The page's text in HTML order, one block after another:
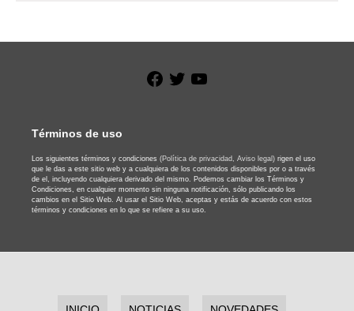
Facebook
Twitter
Términos de uso
Los siguientes términos y condiciones (Política de privacidad, Aviso legal) rigen el uso
que le das a este sitio web y a cualquiera de los contenidos disponibles por o a través
de el, incluyendo cualquiera derivado del mismo. Podemos cambiar los Términos y
Condiciones, en cualquier momento sin ninguna notificación, sólo publicando los
cambios en el Sitio Web. Al usar el Sitio Web, aceptas y estás de acuerdo con estos
términos y condiciones en lo que se refiere a su uso.